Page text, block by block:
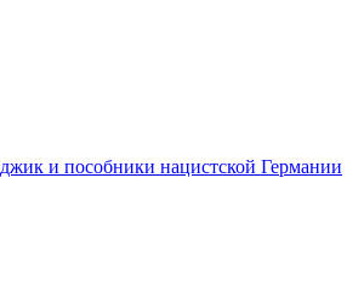
и пособники нацистской Германии